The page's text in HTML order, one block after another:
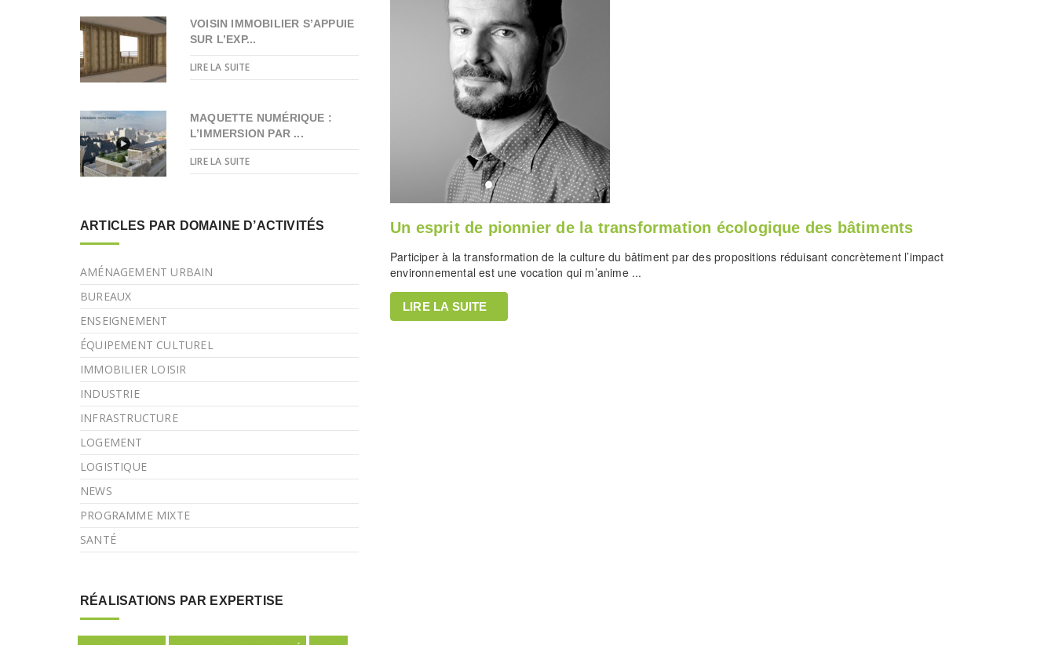
Un esprit de pionnier de la transformation écologique des bâtiments
Participer à la transformation de la culture du bâtiment par des propositions réduisant concrètement l’impact
environnemental est une vocation qui m’anime ...
LIRE LA SUITE
VOISIN IMMOBILIER S’APPUIE
SUR L’EXP...
LIRE LA SUITE
MAQUETTE NUMÉRIQUE :
L’IMMERSION PAR ...
LIRE LA SUITE
ARTICLES PAR DOMAINE D’ACTIVITÉS
AMÉNAGEMENT URBAIN
BUREAUX
ENSEIGNEMENT
ÉQUIPEMENT CULTUREL
IMMOBILIER LOISIR
INDUSTRIE
INFRASTRUCTURE
LOGEMENT
LOGISTIQUE
NEWS
PROGRAMME MIXTE
SANTÉ
RÉALISATIONS PAR EXPERTISE